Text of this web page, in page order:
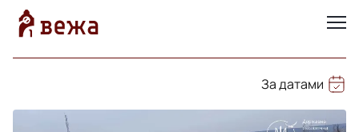
За датами